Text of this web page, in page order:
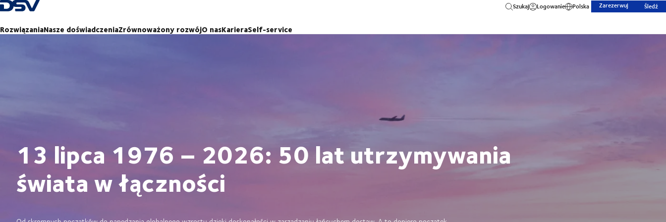
Cofnij do strony głównej
RozwiązaniaNasze doświadczeniaZrównoważony rozwójO nasKarieraSelf-service
Szukaj Logowanie Polska Zarezerwuj Śledź
13 lipca 1976 – 2026: 50 lat utrzymywania
świata w łączności